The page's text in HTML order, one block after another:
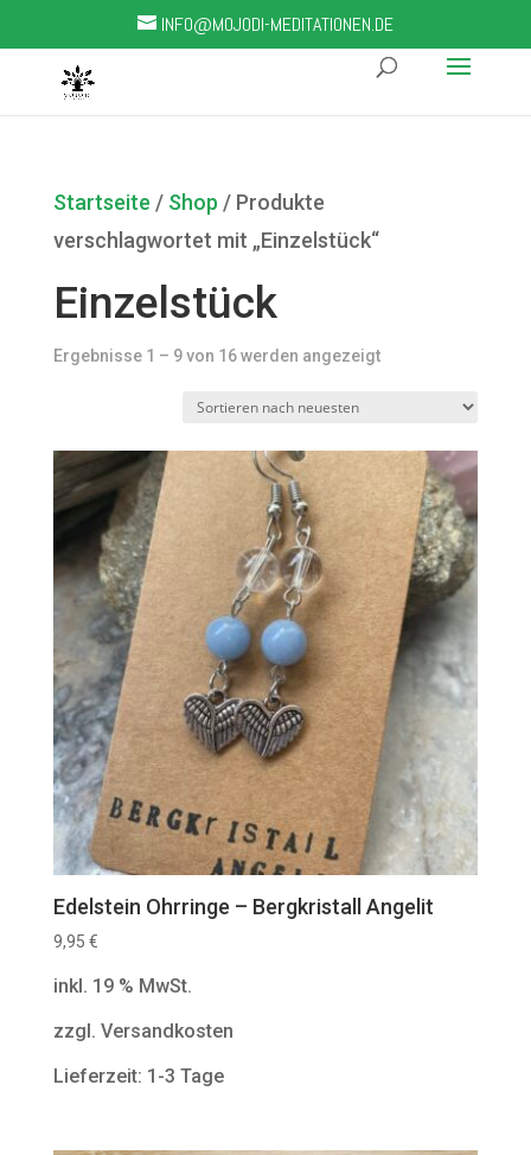
INFO@MOJODI-MEDITATIONEN.DE
Startseite / Shop / Produkte
verschlagwortet mit „Einzelstück“
Einzelstück
Ergebnisse 1 – 9 von 16 werden angezeigt
Edelstein Ohrringe – Bergkristall Angelit
9,95 €
inkl. 19 % MwSt.
zzgl. Versandkosten
Lieferzeit: 1-3 Tage